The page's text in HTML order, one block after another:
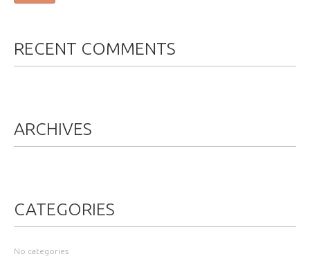
RECENT COMMENTS
ARCHIVES
CATEGORIES
No categories